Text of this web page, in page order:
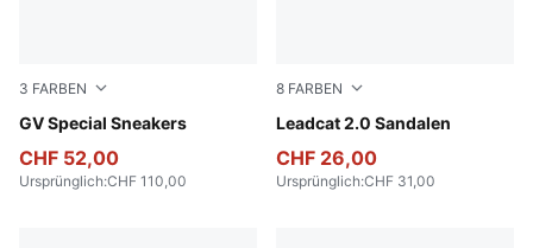
3 FARBEN
GV Special Sneakers
PUMA White-PUMA White
CHF 52,00
Ursprünglich:CHF 110,00
8 FARBEN
Leadcat 2.0 Sandalen
PUMA Black-PUMA Black
CHF 26,00
Ursprünglich:CHF 31,00